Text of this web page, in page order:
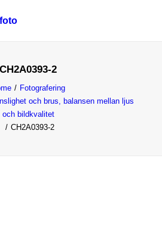
CH2A0393-2
Fotografering
och brus, balansen mellan ljus
och bildkvalitet
CH2A0393-2